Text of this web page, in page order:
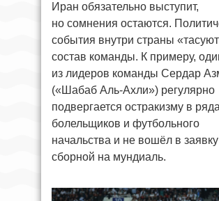
Иран обязательно выступит,
но сомнения остаются.
события внутри страны
состав команды. К примеру,
из лидеров команды Сердар
(«Шабаб Аль-Ахли») регулярно
подвергается остракизму в
болельщиков и футбольного
начальства и не вошёл в заявку
сборной на мундиаль.